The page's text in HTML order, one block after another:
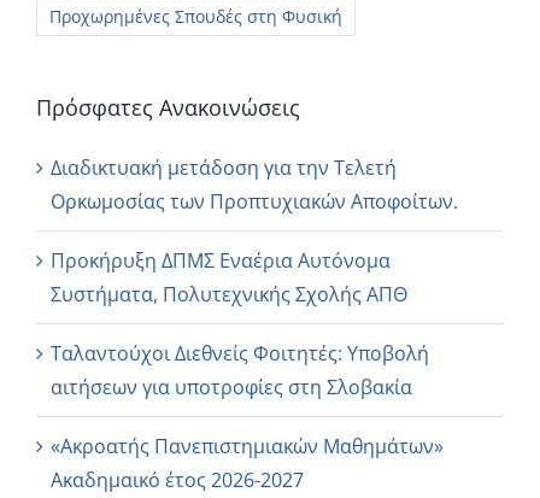
Προχωρημένες Σπουδές στη Φυσική
Πρόσφατες Ανακοινώσεις
Διαδικτυακή μετάδοση για την Τελετή
Ορκωμοσίας των Προπτυχιακών Αποφοίτων.
Προκήρυξη ΔΠΜΣ Εναέρια Αυτόνομα
Συστήματα, Πολυτεχνικής Σχολής ΑΠΘ
Ταλαντούχοι Διεθνείς Φοιτητές: Υποβολή
αιτήσεων για υποτροφίες στη Σλοβακία
«Ακροατής Πανεπιστημιακών Μαθημάτων»
Ακαδημαικό έτος 2026-2027